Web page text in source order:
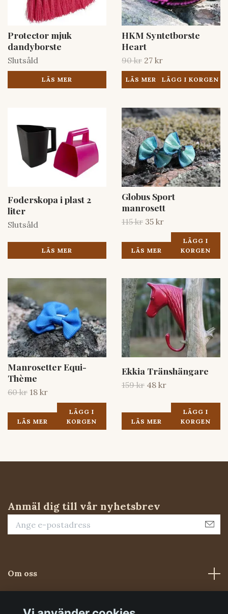
Protector mjuk
dandyborste
Slutsåld
LÄS MER
HKM Syntetborste
Heart
90 kr 27 kr
LÄS MER
Foderskopa i plast 2
liter
Slutsåld
LÄS MER
Globus Sport
manrosett
115 kr 35 kr
LÄS MER
LÄGG I
KORGEN
Manrosetter Equi-
Thème
60 kr 18 kr
LÄS MER
LÄGG I
KORGEN
Ekkia Tränshängare
159 kr 48 kr
LÄS MER
LÄGG I
KORGEN
Anmäl dig till vår nyhetsbrev
Om oss